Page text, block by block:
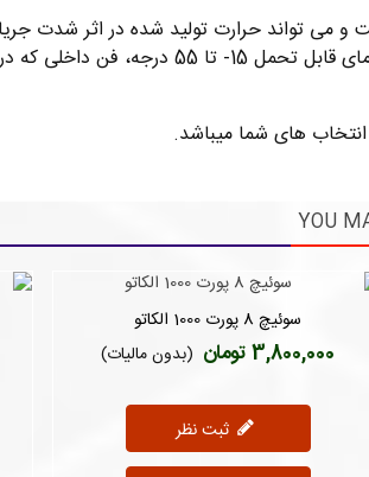
کیفیت استفاده شده است و می تواند حرارت تولید شده در
انتخاب های شما میباشد.
YOU
دوست داشتن سوئیچ 8 پورت 1000 الکاتو
3,800,000 تومان (بدون مالیات)